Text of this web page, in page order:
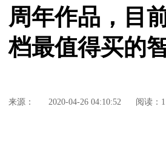
周年作品，目
档最值得买的
来源： 2020-04-26 04:10:52 阅读：